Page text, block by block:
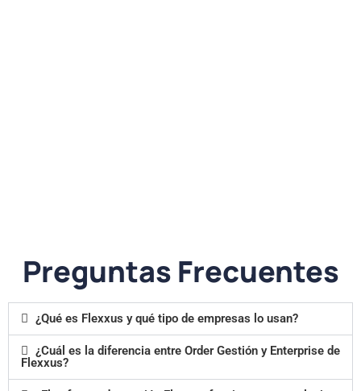
Preguntas Frecuentes
¿Qué es Flexxus y qué tipo de empresas lo usan?
¿Cuál es la diferencia entre Order Gestión y Enterprise de
Flexxus?